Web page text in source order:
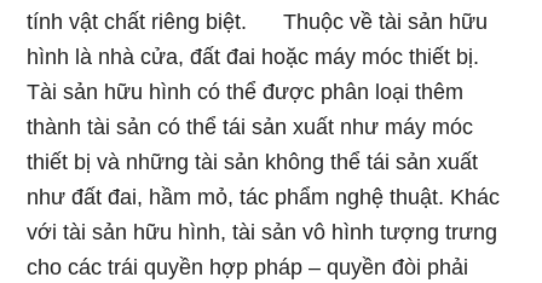
tính vật chất riêng biệt. Thuộc về tài sản hữu
hình là nhà cửa, đất đai hoặc máy móc thiết bị.
Tài sản hữu hình có thể được phân loại thêm
thành tài sản có thể tái sản xuất như máy móc
thiết bị và những tài sản không thể tái sản xuất
như đất đai, hầm mỏ, tác phẩm nghệ thuật. Khác
với tài sản hữu hình, tài sản vô hình tượng trưng
cho các trái quyền hợp pháp – quyền đòi phải